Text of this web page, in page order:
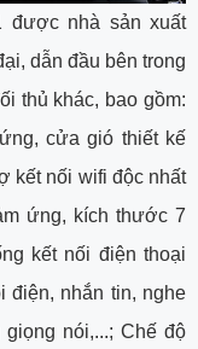
được nhà sản xuất
dẫn đầu bên trong
thủ khác, bao gồm:
cửa gió thiết kế
kết nối wifi độc nhất
ứng, kích thước 7
kết nối điện thoại
điện, nhắn tin, nghe
nói,...; Chế độ